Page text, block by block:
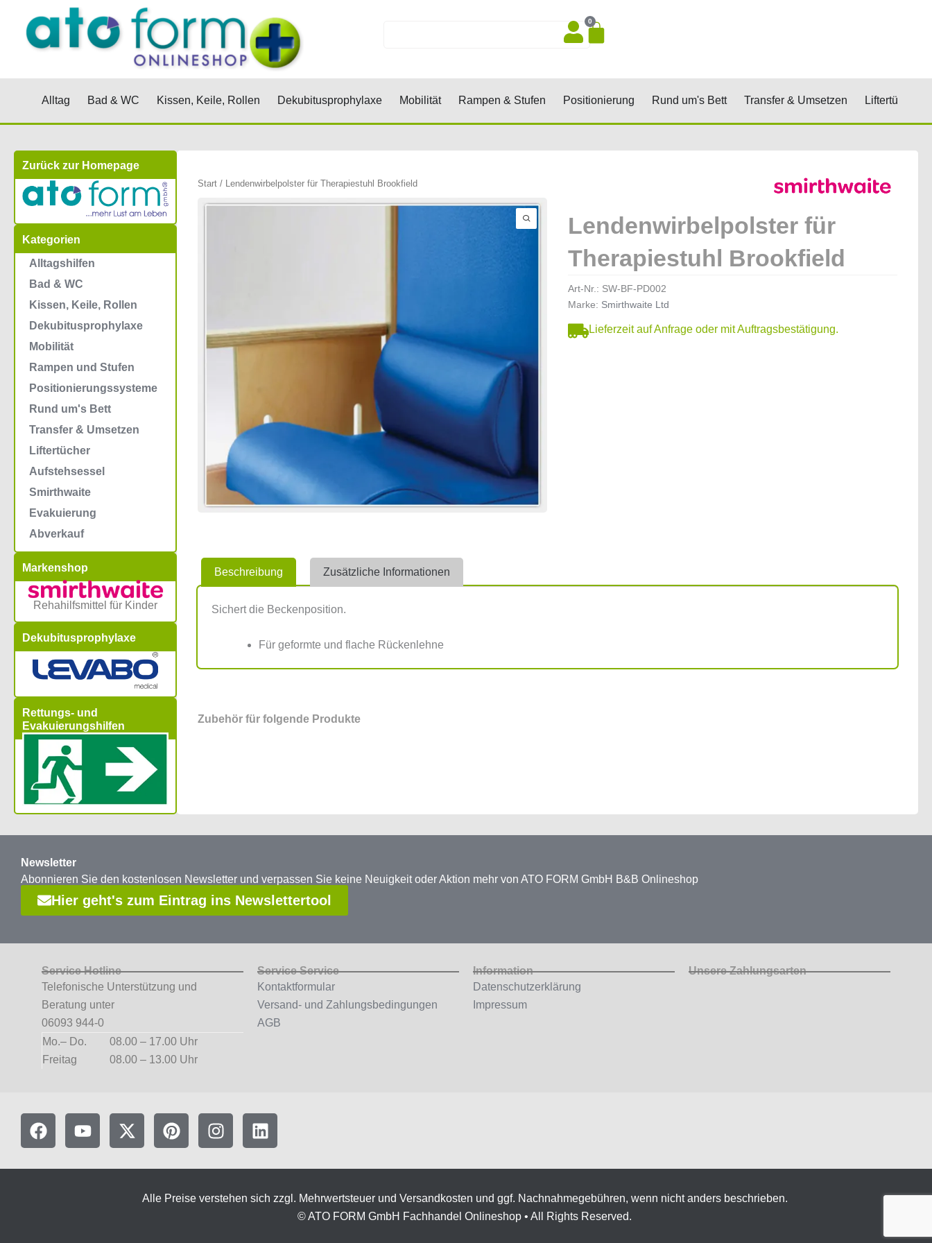
springen
0
Warenkorb
Alltag Öffne Alltag
Bad & WC Öffne Bad & WC
Kissen, Keile, Rollen Öffne Kissen, Keile, Rollen
Dekubitusprophylaxe Öffne Dekubitusprophylaxe
Mobilität Öffne Mobilität
Rampen & Stufen Öffne Rampen & Stufen
Positionierung Öffne Positionierung
Rund um's Bett Öffne Rund um's Bett
Transfer & Umsetzen Öffne Transfer
Liftertücher
Zurück zur Homepage
Kategorien
Alltagshilfen
Bad & WC
Kissen, Keile, Rollen
Dekubitusprophylaxe
Mobilität
Rampen und Stufen
Positionierungssysteme
Rund um's Bett
Transfer & Umsetzen
Liftertücher
Aufstehsessel
Smirthwaite
Evakuierung
Abverkauf
Markenshop
Rehahilfsmittel für Kinder
Dekubitusprophylaxe
Rettungs- und
Evakuierungshilfen
Start/ Lendenwirbelpolster für Therapiestuhl Brookfield
Lendenwirbelpolster für
Therapiestuhl Brookfield
Art-Nr.: SW-BF-PD002
Marke: Smirthwaite Ltd
Lieferzeit auf Anfrage oder mit Auftragsbestätigung.
Beschreibung Zusätzliche Informationen
Sichert die Beckenposition.
Für geformte und flache Rückenlehne
Zubehör für folgende Produkte
Newsletter
Abonnieren Sie den kostenlosen Newsletter und verpassen Sie keine Neuigkeit oder Aktion mehr von ATO FORM GmbH B&B Onlineshop
Hier geht's zum Eintrag ins Newslettertool
Service Hotline
Telefonische Unterstützung und
Beratung unter
06093 944-0
Mo.– Do.
08.00 – 17.00 Uhr
Freitag
08.00 – 13.00 Uhr
Service Service
Kontaktformular
Versand- und Zahlungsbedingungen
AGB
Information
Datenschutzerklärung
Impressum
Unsere Zahlungsarten
F
a
e
Y
o
t
X
-
w
P
i
t
e
r
I
n
t
a
g
L
i
k
e
d
Alle Preise verstehen sich zzgl. Mehrwertsteuer und Versandkosten und ggf. Nachnahmegebühren, wenn nicht anders beschrieben.
© ATO FORM GmbH Fachhandel Onlineshop • All Rights Reserved.